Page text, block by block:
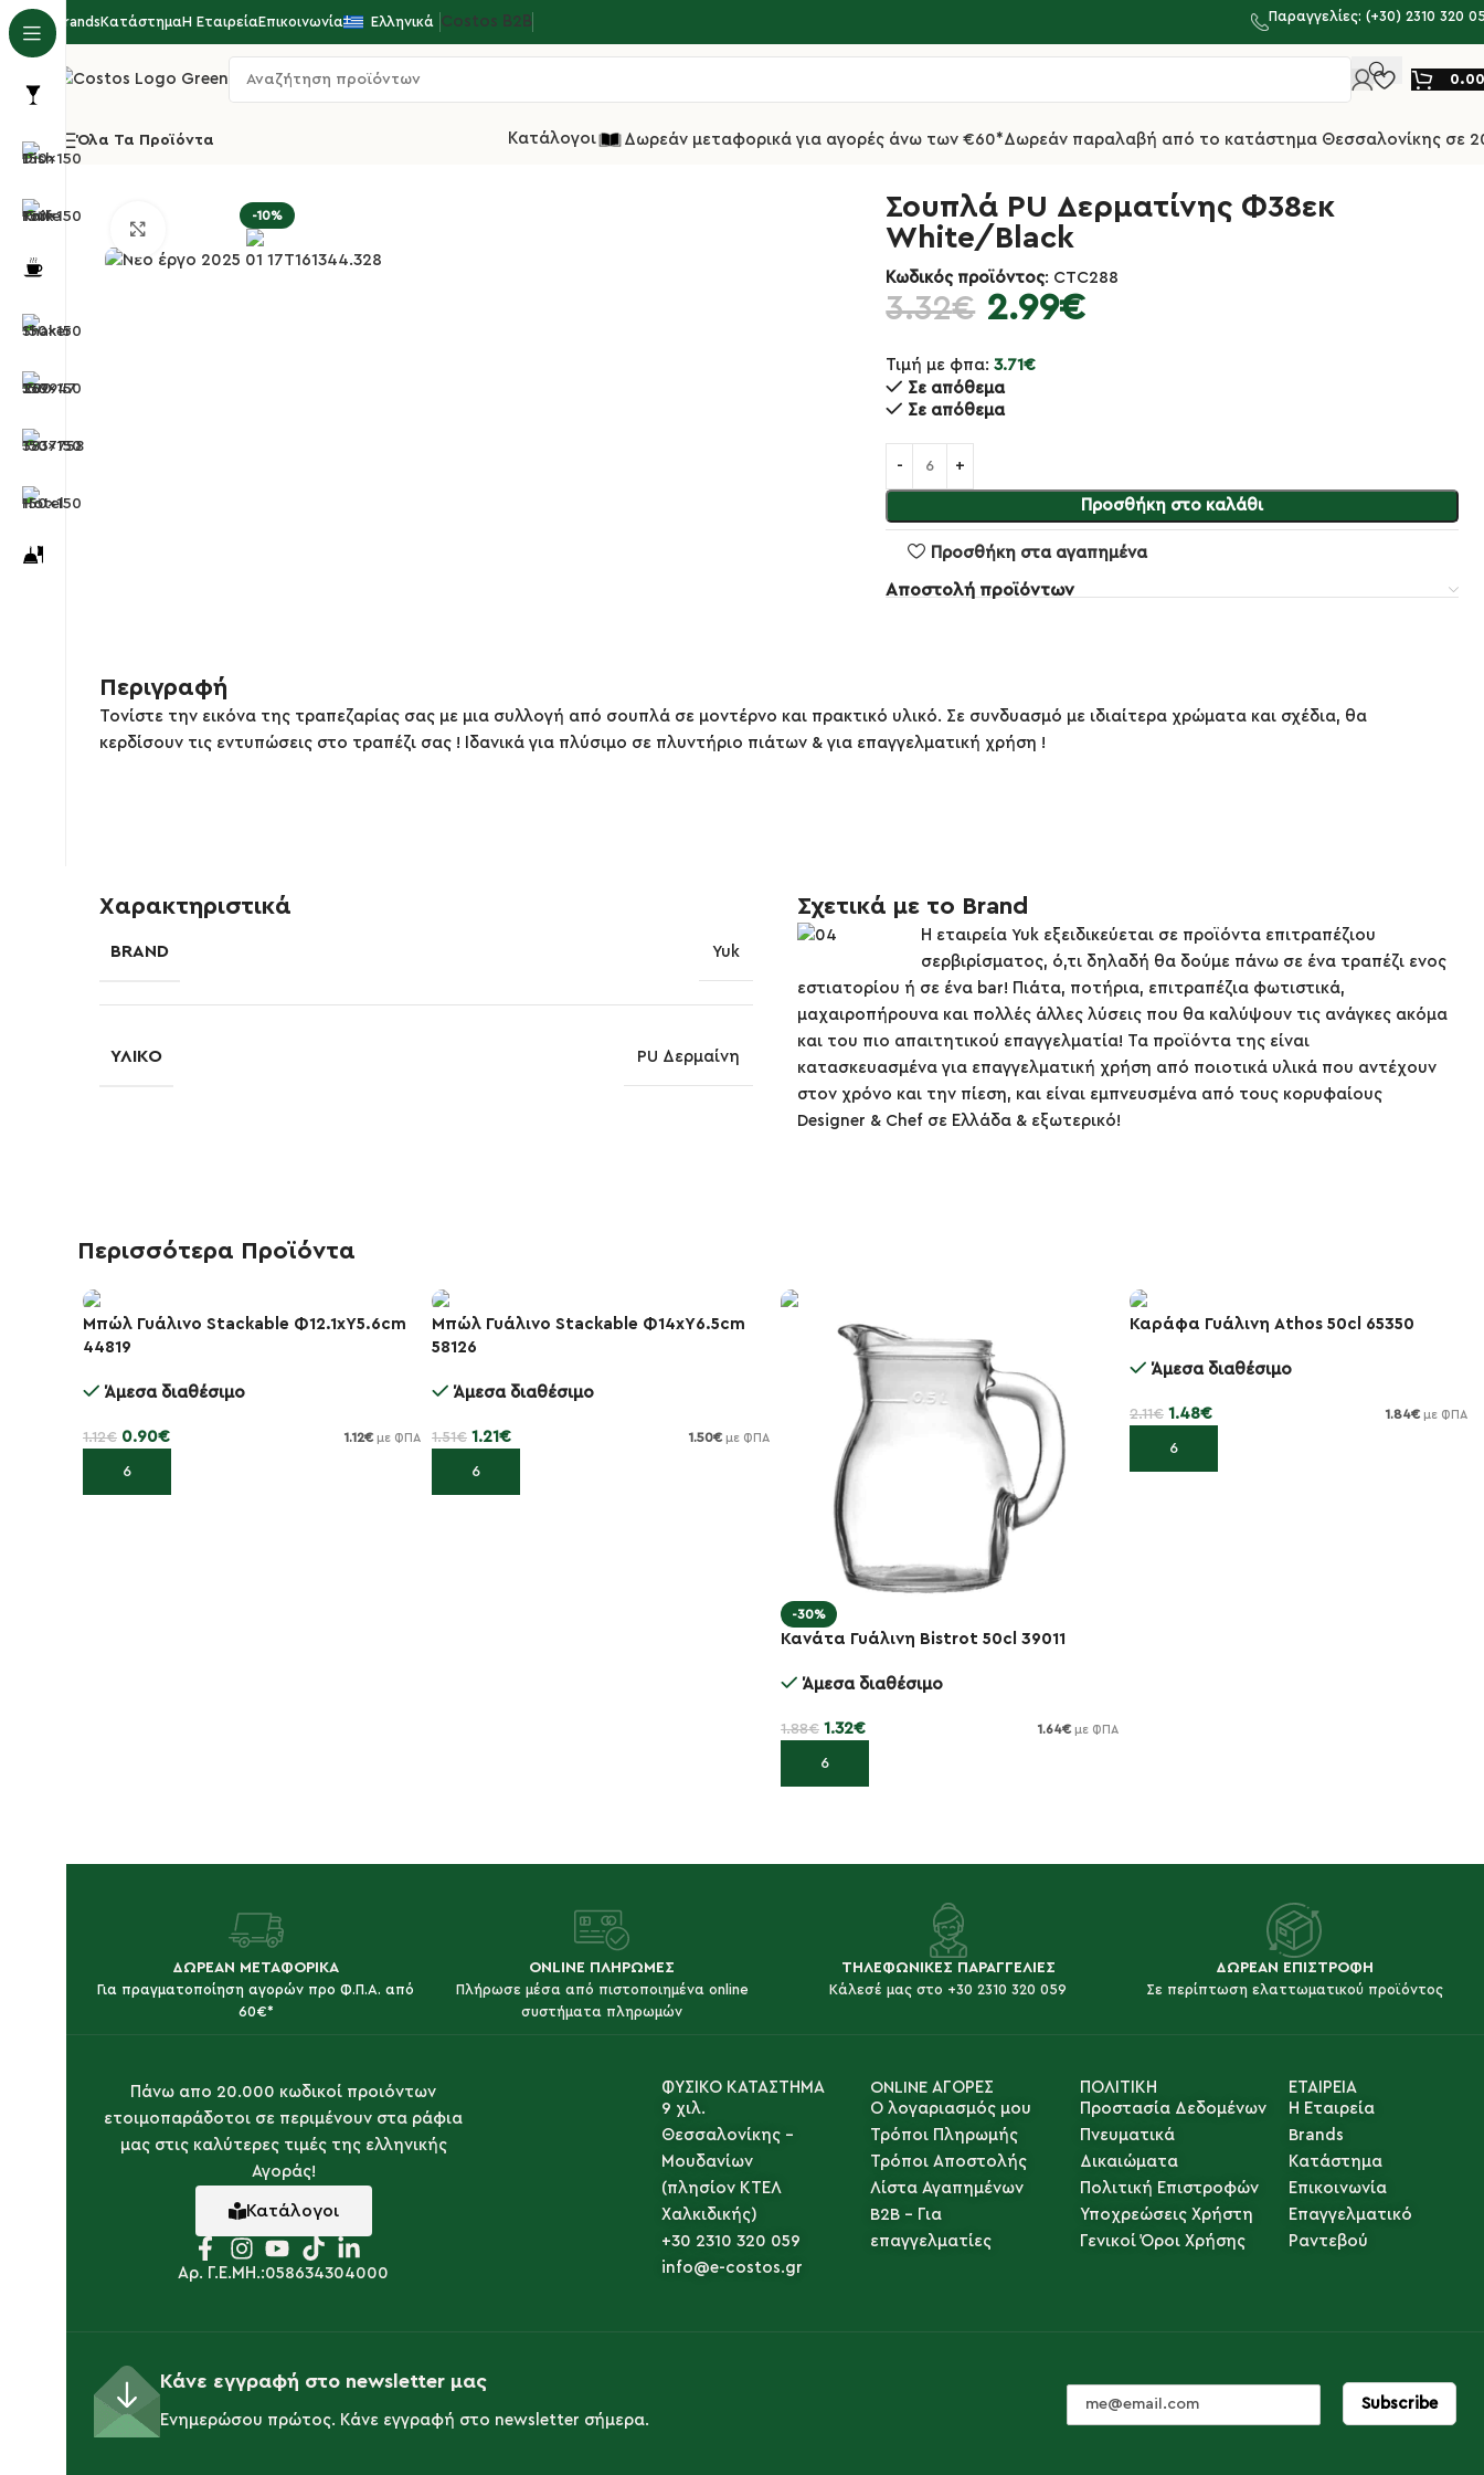
BrandsΚατάστημαΗ ΕταιρείαΕπικοινωνία Ελληνικά Costos Β2Β Παραγγελίες: (+30) 2310 320
0.00
Όλα Τα Προϊόντα Κατάλογοι Δωρεάν μεταφορικά για αγορές άνω των €60*Δωρεάν παραλαβή από το κατάστημα Θεσσαλονίκης σε
-10%
Κλικ για μεγέθυνση
Σουπλά PU Δερματίνης Φ38εκ
White/Black
Κωδικός προϊόντος: CTC288
3.32€ 2.99€
Τιμή με φπα:3.71€
Σε απόθεμα
Σε απόθεμα
Προσθήκη στο καλάθι
Προσθήκη στα αγαπημένα
Αποστολή προϊόντων
Περιγραφή
Τονίστε την εικόνα της τραπεζαρίας σας με μια συλλογή από σουπλά σε μοντέρνο και πρακτικό υλικό. Σε συνδυασμό με ιδιαίτερα χρώματα και σχέδια, θα
κερδίσουν τις εντυπώσεις στο τραπέζι σας ! Ιδανικά για πλύσιμο σε πλυντήριο πιάτων & για επαγγελματική χρήση !
Χαρακτηριστικά
BRAND Yuk
ΥΛΙΚΌ PU Δερμαίνη
Σχετικά με το Brand
Η εταιρεία Yuk εξειδικεύεται σε προϊόντα επιτραπέζιου
σερβιρίσματος, ό,τι δηλαδή θα δούμε πάνω σε ένα τραπέζι ενος
εστιατορίου ή σε ένα bar! Πιάτα, ποτήρια, επιτραπέζια φωτιστικά,
μαχαιροπήρουνα και πολλές άλλες λύσεις που θα καλύψουν τις ανάγκες ακόμα
και του πιο απαιτητικού επαγγελματία! Τα προϊόντα της είναι
κατασκευασμένα για επαγγελματική χρήση από ποιοτικά υλικά που αντέχουν
στον χρόνο και την πίεση, και είναι εμπνευσμένα από τους κορυφαίους
Designer & Chef σε Ελλάδα & εξωτερικό!
Περισσότερα Προϊόντα
-20%
Μπώλ Γυάλινο Stackable Φ12.1xΥ5.6cm
44819
Άμεσα διαθέσιμο
1.12€ 0.90€ 1.12€ με ΦΠΑ
Προσθήκη στο καλάθι
-20%
Μπώλ Γυάλινο Stackable Φ14xΥ6.5cm
58126
Άμεσα διαθέσιμο
1.51€ 1.21 € 1.50€ με ΦΠΑ
Προσθήκη στο καλάθι
-30%
Κανάτα Γυάλινη Bistrot 50cl 39011
Άμεσα διαθέσιμο
1.88€ 1.32€ 1.64€ με ΦΠΑ
Προσθήκη στο καλάθι
Καράφα Γυάλινη Athos 50cl 65350
Άμεσα διαθέσιμο
2.11€ 1.48€ 1.84€ με ΦΠΑ
Προσθήκη στο καλάθι
ΔΩΡΕΑΝ ΜΕΤΑΦΟΡΙΚΑ
Για πραγματοποίηση αγορών προ Φ.Π.Α. από
60€*
ONLINE ΠΛΗΡΩΜΕΣ
Πλήρωσε μέσα από πιστοποιημένα online
συστήματα πληρωμών
ΤΗΛΕΦΩΝΙΚΕΣ ΠΑΡΑΓΓΕΛΙΕΣ
Κάλεσέ μας στο +30 2310 320 059
ΔΩΡΕΑΝ ΕΠΙΣΤΡΟΦΗ
Σε περίπτωση ελαττωματικού προϊόντος
Πάνω απο 20.000 κωδικοί προιόντων
ετοιμοπαράδοτοι σε περιμένουν στα ράφια
μας στις καλύτερες τιμές της ελληνικής
Αγοράς!
Κατάλογοι
Αρ. Γ.Ε.ΜΗ.:058634304000
ΦΥΣΙΚΟ ΚΑΤΑΣΤΗΜΑ
9 χιλ.
Θεσσαλονίκης -
Μουδανίων
(πλησίον ΚΤΕΛ
Χαλκιδικής)
+30 2310 320 059
info@e-costos.gr
ONLINE ΑΓΟΡΕΣ
Ο λογαριασμός μου
Τρόποι Πληρωμής
Τρόποι Αποστολής
Λίστα Αγαπημένων
B2B - Για
επαγγελματίες
ΠΟΛΙΤΙΚΗ
Προστασία Δεδομένων
Πνευματικά
Δικαιώματα
Πολιτική Επιστροφών
Υποχρεώσεις Χρήστη
Γενικοί Όροι Χρήσης
ΕΤΑΙΡΕΙΑ
Η Εταιρεία
Brands
Κατάστημα
Επικοινωνία
Επαγγελματικό
Ραντεβού
Κάνε εγγραφή στο newsletter μας
Ενημερώσου πρώτος. Κάνε εγγραφή στο newsletter σήμερα.